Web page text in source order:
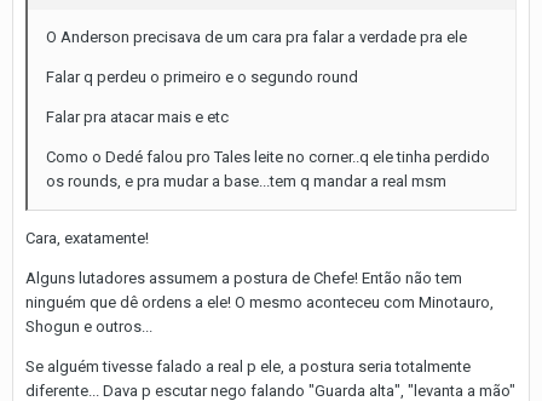
O Anderson precisava de um cara pra falar a verdade pra ele
Falar q perdeu o primeiro e o segundo round
Falar pra atacar mais e etc
Como o Dedé falou pro Tales leite no corner..q ele tinha perdido
os rounds, e pra mudar a base...tem q mandar a real msm
Cara, exatamente!
Alguns lutadores assumem a postura de Chefe! Então não tem
ninguém que dê ordens a ele! O mesmo aconteceu com Minotauro,
Shogun e outros...
Se alguém tivesse falado a real p ele, a postura seria totalmente
diferente... Dava p escutar nego falando "Guarda alta", "levanta a mão"